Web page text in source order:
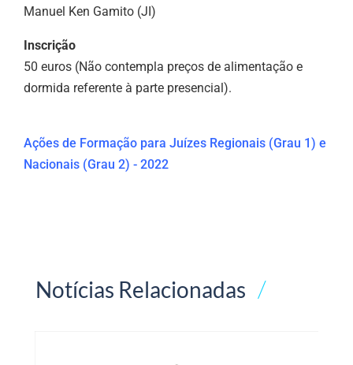
Manuel Ken Gamito (JI)
Inscrição
50 euros (Não contempla preços de alimentação e
dormida referente à parte presencial).
Ações de Formação para Juízes Regionais (Grau 1) e
Nacionais (Grau 2) - 2022
Notícias Relacionadas